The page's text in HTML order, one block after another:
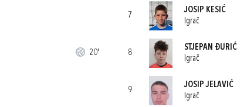
20'
7
JOSIP KESIĆ
Igrač
8
STJEPAN ĐURIĆ
Igrač
9
JOSIP JELAVIĆ
Igrač